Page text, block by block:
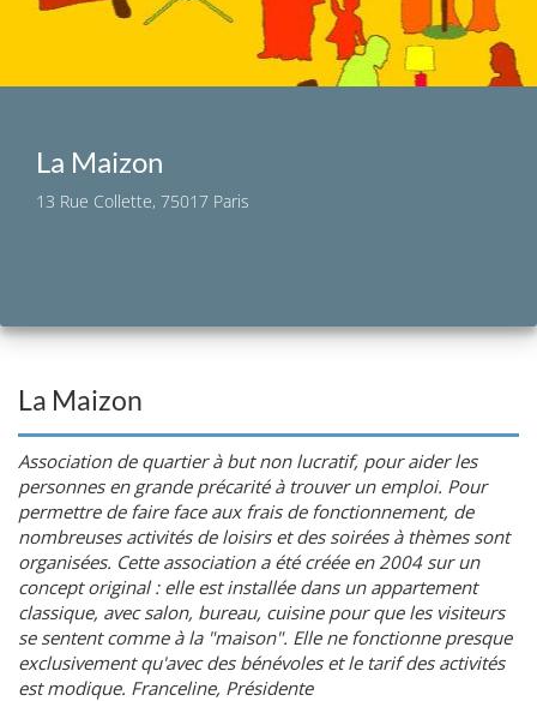
La Maizon
13 Rue Collette, 75017 Paris
La Maizon
Association de quartier à but non lucratif, pour aider les
personnes en grande précarité à trouver un emploi. Pour
permettre de faire face aux frais de fonctionnement, de
nombreuses activités de loisirs et des soirées à thèmes sont
organisées. Cette association a été créée en 2004 sur un
concept original : elle est installée dans un appartement
classique, avec salon, bureau, cuisine pour que les visiteurs
se sentent comme à la "maison". Elle ne fonctionne presque
exclusivement qu'avec des bénévoles et le tarif des activités
est modique. Franceline, Présidente